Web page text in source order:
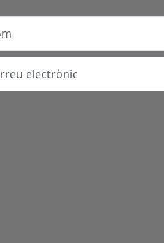
electrònic